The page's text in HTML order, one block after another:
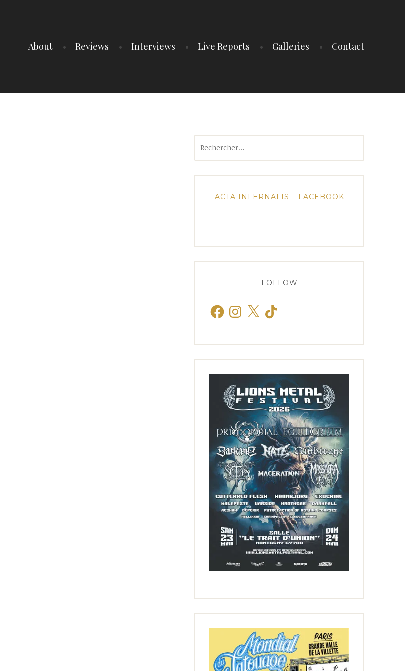
About Reviews Interviews Live Reports Galleries Contact
ACTA INFERNALIS – FACEBOOK
FOLLOW
FacebookInstagram
X TikTok